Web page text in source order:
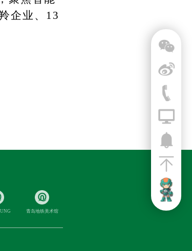
企业、13
青岛地铁美术馆